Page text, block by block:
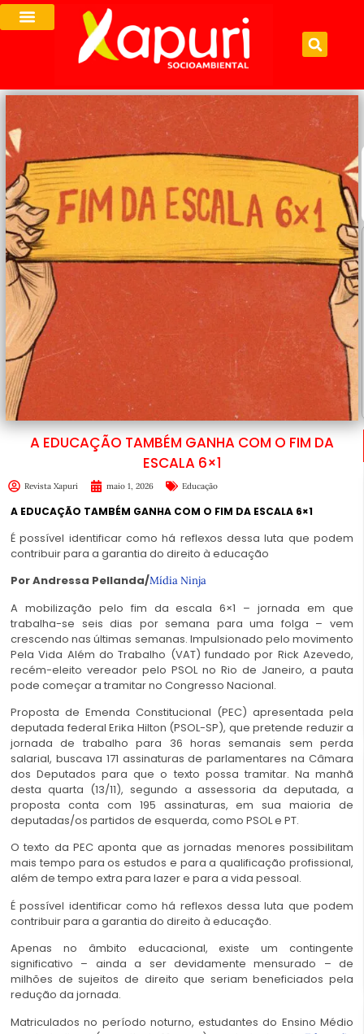
A EDUCAÇÃO TAMBÉM GANHA COM O FIM DA
ESCALA 6×1
Revista Xapuri maio 1, 2026 Educação
A EDUCAÇÃO TAMBÉM GANHA COM O FIM DA ESCALA 6×1
É possível identificar como há reflexos dessa luta que podem
contribuir para a garantia do direito à educação
Por Andressa Pellanda/Mídia Ninja
A mobilização pelo fim da escala 6×1 – jornada em que
trabalha-se seis dias por semana para uma folga – vem
crescendo nas últimas semanas. Impulsionado pelo movimento
Pela Vida Além do Trabalho (VAT) fundado por Rick Azevedo,
recém-eleito vereador pelo PSOL no Rio de Janeiro, a pauta
pode começar a tramitar no Congresso Nacional.
Proposta de Emenda Constitucional (PEC) apresentada pela
deputada federal Erika Hilton (PSOL-SP), que pretende reduzir a
jornada de trabalho para 36 horas semanais sem perda
salarial, buscava 171 assinaturas de parlamentares na Câmara
dos Deputados para que o texto possa tramitar. Na manhã
desta quarta (13/11), segundo a assessoria da deputada, a
proposta conta com 195 assinaturas, em sua maioria de
deputadas/os partidos de esquerda, como PSOL e PT.
O texto da PEC aponta que as jornadas menores possibilitam
mais tempo para os estudos e para a qualificação profissional,
além de tempo extra para lazer e para a vida pessoal.
É possível identificar como há reflexos dessa luta que podem
contribuir para a garantia do direito à educação.
Apenas no âmbito educacional, existe um contingente
significativo – ainda a ser devidamente mensurado – de
milhões de sujeitos de direito que seriam beneficiados pela
redução da jornada.
Matriculados no período noturno, estudantes do Ensino Médio